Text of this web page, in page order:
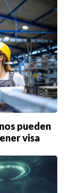
pueden
visa